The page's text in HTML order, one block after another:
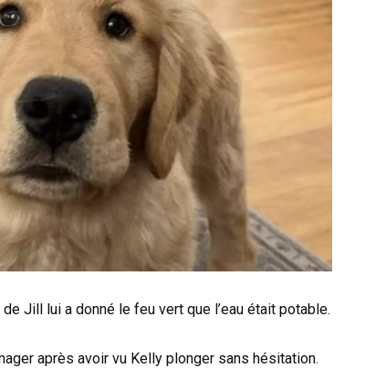
Jill lui a donné le feu vert que l’eau était potable.
après avoir vu Kelly plonger sans hésitation.